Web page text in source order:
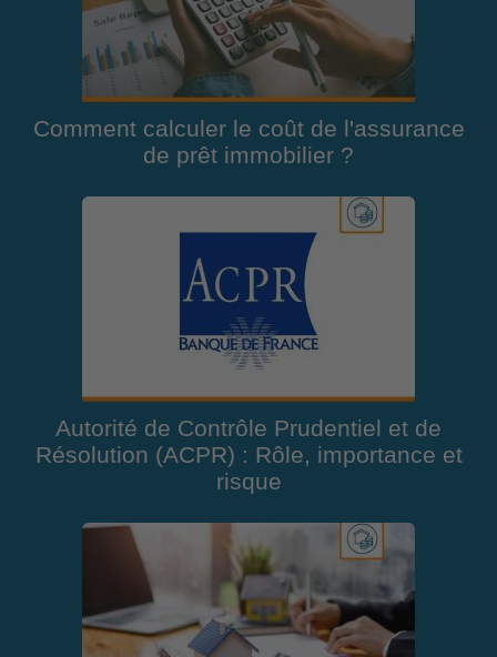
Comment calculer le coût de l'assurance
de prêt immobilier ?
Autorité de Contrôle Prudentiel et de
Résolution (ACPR) : Rôle, importance et
risque